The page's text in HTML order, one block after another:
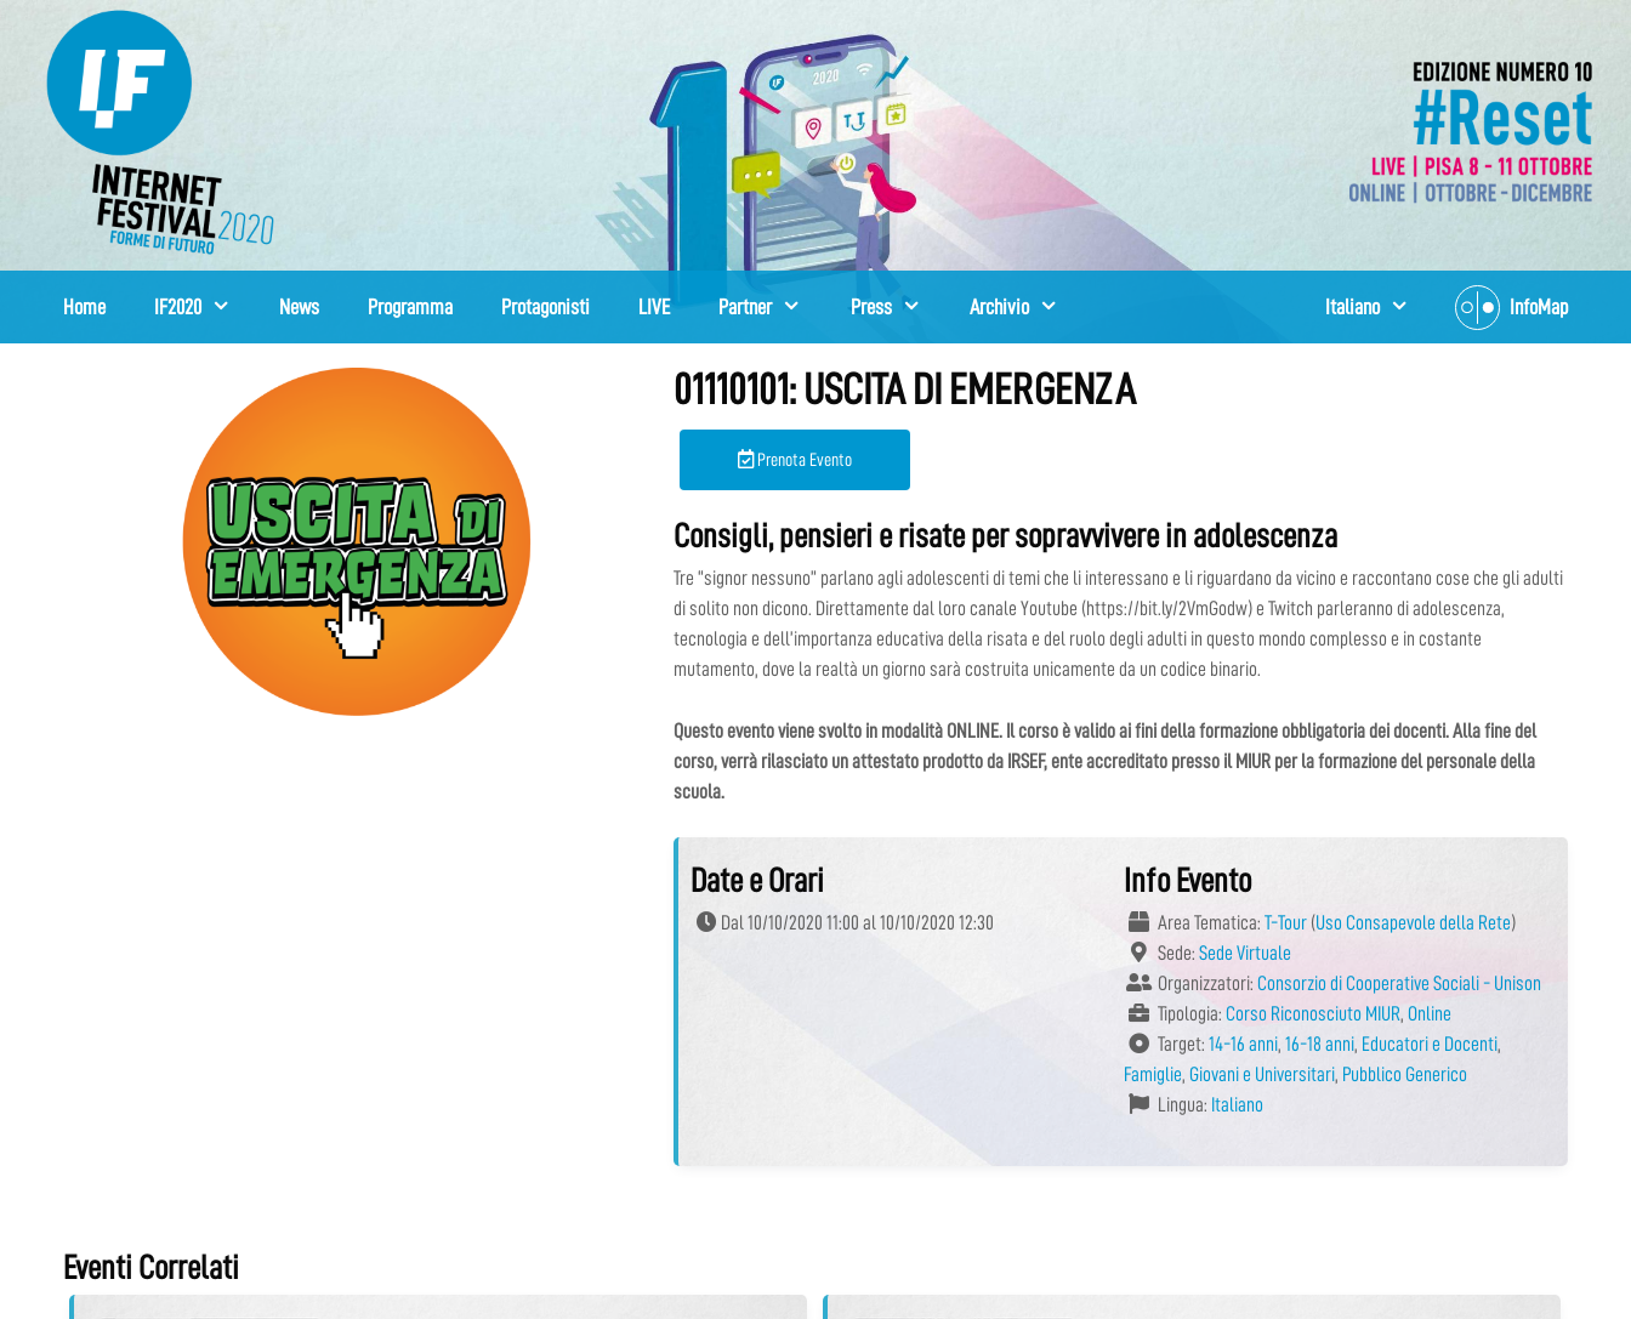
contenuto
Home IF2020 News Programma Protagonisti LIVE Partner Press Archivio InfoMap
Italiano
01110101: USCITA DI EMERGENZA
Prenota Evento
Consigli, pensieri e risate per sopravvivere in adolescenza
Tre “signor nessuno” parlano agli adolescenti di temi che li interessano e li riguardano da vicino e raccontano cose che gli adulti
di solito non dicono. Direttamente dal loro canale Youtube (https://bit.ly/2VmGodw) e Twitch parleranno di adolescenza,
tecnologia e dell’importanza educativa della risata e del ruolo degli adulti in questo mondo complesso e in costante
mutamento, dove la realtà un giorno sarà costruita unicamente da un codice binario.
Questo evento viene svolto in modalità ONLINE. Il corso è valido ai fini della formazione obbligatoria dei docenti. Alla fine del
corso, verrà rilasciato un attestato prodotto da IRSEF, ente accreditato presso il MIUR per la formazione del personale della
scuola.
Date e Orari
Dal 10/10/2020 11:00 al 10/10/2020 12:30
Info Evento
Area Tematica: T-Tour(Uso Consapevole della Rete)
Sede: Sede Virtuale
Organizzatori: Consorzio di Cooperative Sociali - Unison
Tipologia: Corso Riconosciuto MIUR, Online
Target: 14-16 anni, 16-18 anni, Educatori e Docenti,
Famiglie, Giovani e Universitari, Pubblico Generico
Lingua: Italiano
Eventi Correlati